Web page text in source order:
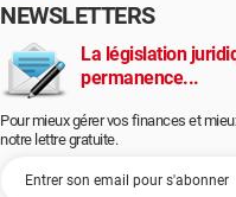
NEWSLETTERS
La législation
permanence...
Pour mieux gérer vos finances et
notre lettre gratuite.